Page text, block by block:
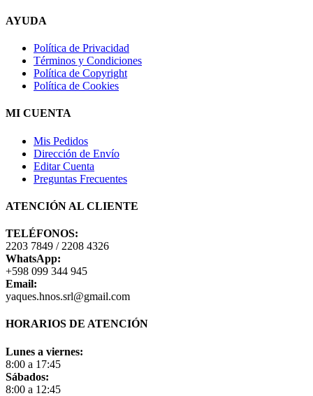
AYUDA
Política de Privacidad
Términos y Condiciones
Política de Copyright
Política de Cookies
MI CUENTA
Mis Pedidos
Dirección de Envío
Editar Cuenta
Preguntas Frecuentes
ATENCIÓN AL CLIENTE
TELÉFONOS:
2203 7849 / 2208 4326
WhatsApp:
+598 099 344 945
Email:
yaques.hnos.srl@gmail.com
HORARIOS DE ATENCIÓN
Lunes a viernes:
8:00 a 17:45
Sábados:
8:00 a 12:45